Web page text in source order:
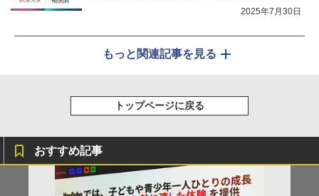
2025年7月30日
もっと関連記事を見る
トップページに戻る
おすすめ記事